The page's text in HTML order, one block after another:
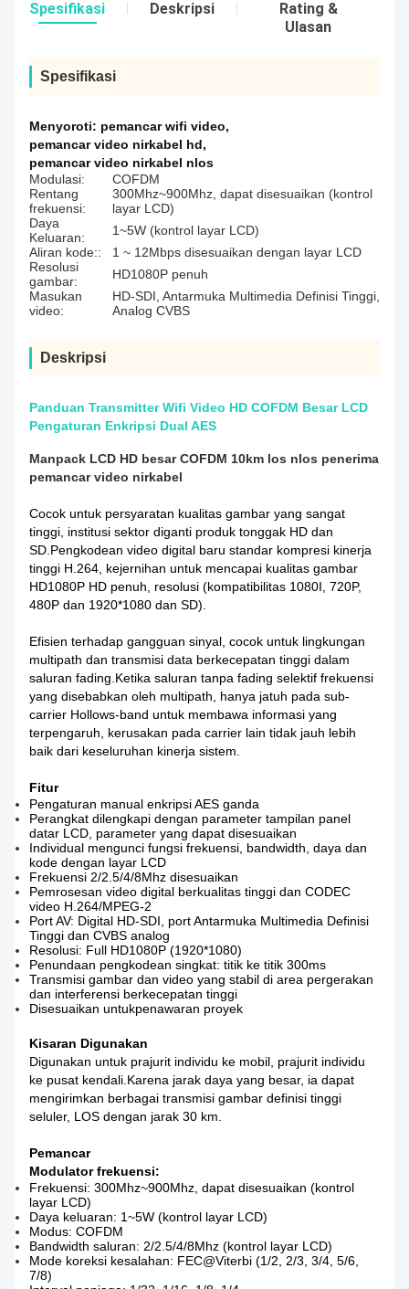
Spesifikasi Deskripsi
Rating &
Ulasan
Spesifikasi
Menyoroti: pemancar wifi video,
pemancar video nirkabel hd,
pemancar video nirkabel nlos
Modulasi:
COFDM
Rentang
frekuensi:
300Mhz~900Mhz, dapat disesuaikan (kontrol
layar LCD)
Daya
Keluaran:
1~5W (kontrol layar LCD)
Aliran kode::
1 ~ 12Mbps disesuaikan dengan layar LCD
Resolusi
gambar:
HD1080P penuh
Masukan
video:
HD-SDI, Antarmuka Multimedia Definisi Tinggi,
Analog CVBS
Deskripsi
Panduan Transmitter Wifi Video HD COFDM Besar LCD
Pengaturan Enkripsi Dual AES
Manpack LCD HD besar COFDM 10km los nlos penerima
pemancar video nirkabel
Cocok untuk persyaratan kualitas gambar yang sangat
tinggi, institusi sektor diganti produk tonggak HD dan
SD.Pengkodean video digital baru standar kompresi kinerja
tinggi H.264, kejernihan untuk mencapai kualitas gambar
HD1080P HD penuh, resolusi (kompatibilitas 1080I, 720P,
480P dan 1920*1080 dan SD).
Efisien terhadap gangguan sinyal, cocok untuk lingkungan
multipath dan transmisi data berkecepatan tinggi dalam
saluran fading.Ketika saluran tanpa fading selektif frekuensi
yang disebabkan oleh multipath, hanya jatuh pada sub-
carrier Hollows-band untuk membawa informasi yang
terpengaruh, kerusakan pada carrier lain tidak jauh lebih
baik dari keseluruhan kinerja sistem.
Fitur
Pengaturan manual enkripsi AES ganda
Perangkat dilengkapi dengan parameter tampilan panel
datar LCD, parameter yang dapat disesuaikan
Individual mengunci fungsi frekuensi, bandwidth, daya dan
kode dengan layar LCD
Frekuensi 2/2.5/4/8Mhz disesuaikan
Pemrosesan video digital berkualitas tinggi dan CODEC
video H.264/MPEG-2
Port AV: Digital HD-SDI, port Antarmuka Multimedia Definisi
Tinggi dan CVBS analog
Resolusi: Full HD1080P (1920*1080)
Penundaan pengkodean singkat: titik ke titik 300ms
Transmisi gambar dan video yang stabil di area pergerakan
dan interferensi berkecepatan tinggi
Disesuaikan untukpenawaran proyek
Kisaran Digunakan
Digunakan untuk prajurit individu ke mobil, prajurit individu
ke pusat kendali.Karena jarak daya yang besar, ia dapat
mengirimkan berbagai transmisi gambar definisi tinggi
seluler, LOS dengan jarak 30 km.
Pemancar
Modulator frekuensi:
Frekuensi: 300Mhz~900Mhz, dapat disesuaikan (kontrol
layar LCD)
Daya keluaran: 1~5W (kontrol layar LCD)
Modus: COFDM
Bandwidth saluran: 2/2.5/4/8Mhz (kontrol layar LCD)
Mode koreksi kesalahan: FEC@Viterbi (1/2, 2/3, 3/4, 5/6,
7/8)